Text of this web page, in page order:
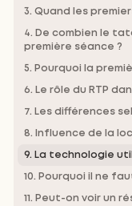
3. Quand les
4. De combien le
première séance ?
5. Pourquoi la
6. Le rôle du RTP
7. Les différences
8. Influence de la
9. La technologie
10. Pourquoi il ne
11. Peut-on voir un